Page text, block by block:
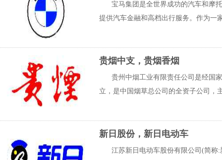
宝马集团是全世界成功的汽车和摩
提供汽车金融和高档出行服务。作为一
贵烟中支，贵烟香烟
贵州中烟工业有限责任公司是经国
立，是中国烟草总公司的全资子公司，
新日股份，新日电动车
江苏新日电动车股份有限公司(简称